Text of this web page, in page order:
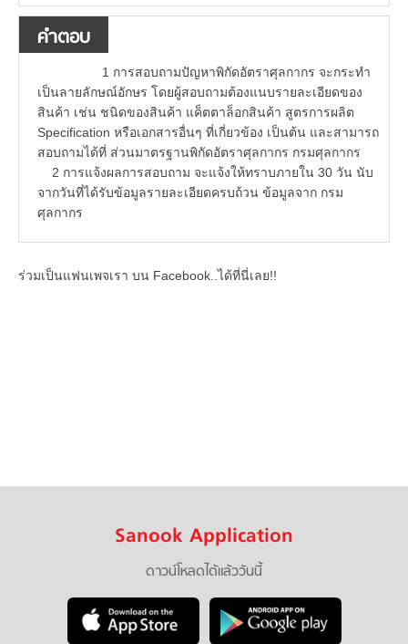
คำตอบ
1 การสอบถามปัญหาพิกัดอัตราศุลกากร จะกระทำ
เป็นลายลักษณ์อักษร โดยผู้สอบถามต้องแนบรายละเอียดของ
สินค้า เช่น ชนิดของสินค้า แค็ตตาล็อกสินค้า สูตรการผลิต
Specification หรือเอกสารอื่นๆ ที่เกี่ยวข้อง เป็นต้น และสามารถ
สอบถามได้ที่ ส่วนมาตรฐานพิกัดอัตราศุลกากร กรมศุลกากร
2 การแจ้งผลการสอบถาม จะแจ้งให้ทราบภายใน 30 วัน นับ
จากวันที่ได้รับข้อมูลรายละเอียดครบถ้วน ข้อมูลจาก กรม
ศุลกากร
ร่วมเป็นแฟนเพจเรา บน Facebook..ได้ที่นี่เลย!!
Sanook Application
ดาวน์โหลดได้แล้ววันนี้